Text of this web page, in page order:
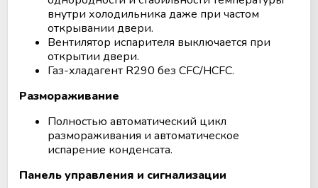
внутри холодильника даже при частом
открывании двери.
Вентилятор испарителя выключается при
открытии двери.
Газ-хладагент R290 без CFC/HCFC.
Размораживание
Полностью автоматический цикл
размораживания и автоматическое
испарение конденсата.
Панель управления и сигнализации